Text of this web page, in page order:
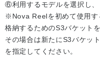
⑥利用するモデルを選択し、
※Nova Reelを初めて使用す
格納するためのS3バケット
その場合は新たにS3バケッ
を指定してください。